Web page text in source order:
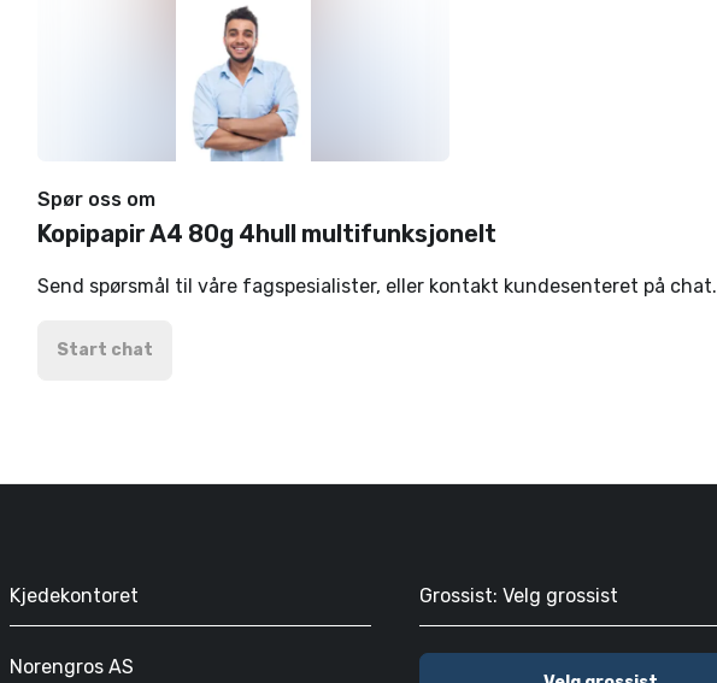
Spør oss om
Kopipapir A4 80g 4hull multifunksjonelt
Send spørsmål til våre fagspesialister, eller kontakt kundesenteret på chat.
Start chat
Kjedekontoret
Norengros AS
Grossist: Velg grossist